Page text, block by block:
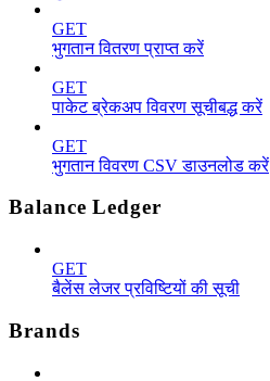
GET
भुगतान वितरण प्राप्त करें
GET
पाकेट ब्रेकअप विवरण सूचीबद्ध करें
GET
भुगतान विवरण CSV डाउनलोड करें
Balance Ledger
GET
बैलेंस लेजर प्रविष्टियों की सूची
Brands